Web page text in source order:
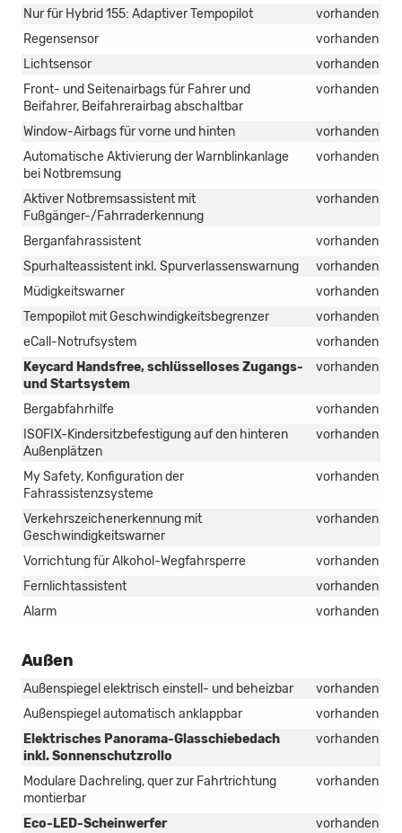
Nur für Hybrid 155: Adaptiver Tempopilot
vorhanden
Regensensor
vorhanden
Lichtsensor
vorhanden
Front- und Seitenairbags für Fahrer und
Beifahrer, Beifahrerairbag abschaltbar
vorhanden
Window-Airbags für vorne und hinten
vorhanden
Automatische Aktivierung der Warnblinkanlage
bei Notbremsung
vorhanden
Aktiver Notbremsassistent mit
Fußgänger-/Fahrraderkennung
vorhanden
Berganfahrassistent
vorhanden
Spurhalteassistent inkl. Spurverlassenswarnung
vorhanden
Müdigkeitswarner
vorhanden
Tempopilot mit Geschwindigkeitsbegrenzer
vorhanden
eCall-Notrufsystem
vorhanden
Keycard Handsfree, schlüsselloses Zugangs-
und Startsystem
vorhanden
Bergabfahrhilfe
vorhanden
ISOFIX-Kindersitzbefestigung auf den hinteren
Außenplätzen
vorhanden
My Safety, Konfiguration der
Fahrassistenzsysteme
vorhanden
Verkehrszeichenerkennung mit
Geschwindigkeitswarner
vorhanden
Vorrichtung für Alkohol-Wegfahrsperre
vorhanden
Fernlichtassistent
vorhanden
Alarm
vorhanden
Außen
Außenspiegel elektrisch einstell- und beheizbar
vorhanden
Außenspiegel automatisch anklappbar
vorhanden
Elektrisches Panorama-Glasschiebedach
inkl. Sonnenschutzrollo
vorhanden
Modulare Dachreling, quer zur Fahrtrichtung
montierbar
vorhanden
Eco-LED-Scheinwerfer
vorhanden